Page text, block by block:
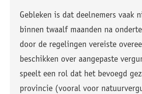
Gebleken is dat deelnemers vaak
binnen twaalf maanden na
door de regelingen vereiste
beschikken over aangepaste
speelt een rol dat het bevoegd
provincie (vooral voor